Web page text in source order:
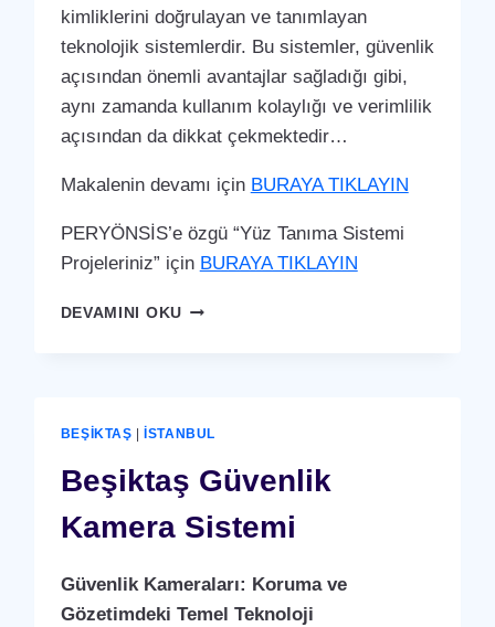
kimliklerini doğrulayan ve tanımlayan
teknolojik sistemlerdir. Bu sistemler, güvenlik
açısından önemli avantajlar sağladığı gibi,
aynı zamanda kullanım kolaylığı ve verimlilik
açısından da dikkat çekmektedir…
Makalenin devamı için BURAYA TIKLAYIN
PERYÖNSİS’e özgü “Yüz Tanıma Sistemi
Projeleriniz” için BURAYA TIKLAYIN
DEVAMINI OKUBEŞIKTAŞ
BEŞIKTAŞ İSTANBUL
Beşiktaş Güvenlik
Kamera Sistemi
Güvenlik Kameraları: Koruma ve
Gözetimdeki Temel Teknoloji